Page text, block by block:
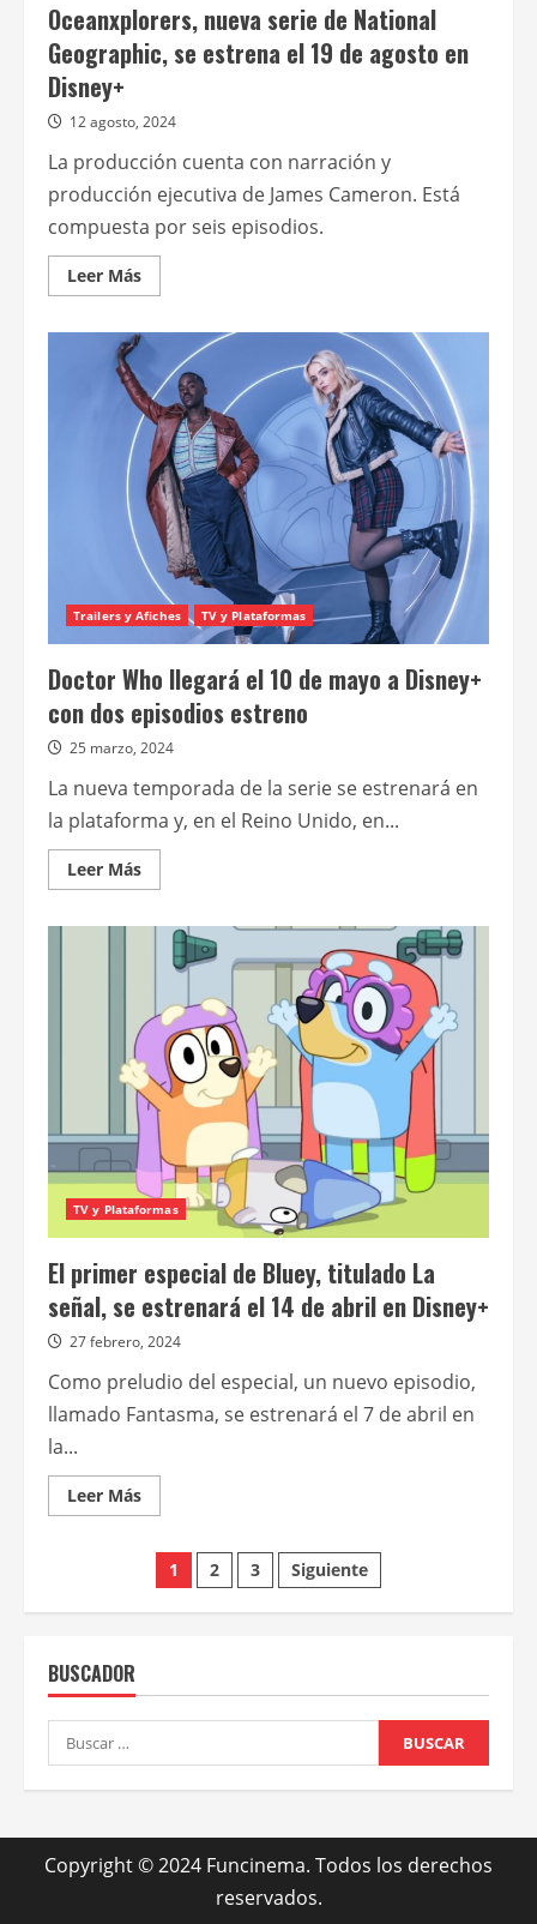
Oceanxplorers, nueva serie de National
Geographic, se estrena el 19 de agosto en
Disney+
12 agosto, 2024
La producción cuenta con narración y
producción ejecutiva de James Cameron. Está
compuesta por seis episodios.
Leer MásLeer
más
Oceanxplorers,
nueva
serie
de
National
Geographic,
se
estrena
el
19
de
agosto
en
Disney+
Trailers y Afiches TV y Plataformas
Doctor Who llegará el 10 de mayo a Disney+
con dos episodios estreno
25 marzo, 2024
La nueva temporada de la serie se estrenará en
la plataforma y, en el Reino Unido, en...
Leer MásLeer
más
Doctor
Who
llegará
de
mayo
Disney+
con
dos
episodios
estreno
TV y Plataformas
El primer especial de Bluey, titulado La
señal, se estrenará el 14 de abril en Disney+
27 febrero, 2024
Como preludio del especial, un nuevo episodio,
llamado Fantasma, se estrenará el 7 de abril en
la...
Leer MásLeer
más
primer
especial
de
se
el
de
en
Paginación
de
1 2 3 Siguiente
BUSCADOR
Buscar:
Copyright © 2024 Funcinema. Todos los derechos
reservados.